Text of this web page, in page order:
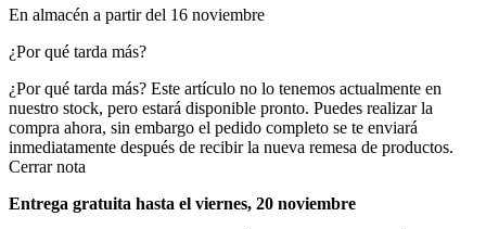
En almacén a partir del 16 noviembre
¿Por qué tarda más?
¿Por qué tarda más? Este artículo no lo tenemos actualmente en
nuestro stock, pero estará disponible pronto. Puedes realizar la
compra ahora, sin embargo el pedido completo se te enviará
inmediatamente después de recibir la nueva remesa de productos.
Cerrar nota
Entrega gratuita hasta el viernes, 20 noviembre